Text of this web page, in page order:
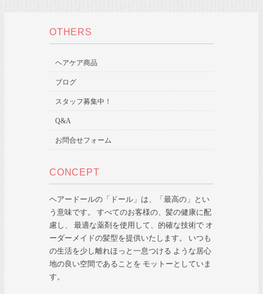
OTHERS
ヘアケア商品
ブログ
スタッフ募集中！
Q&A
お問合せフォーム
CONCEPT
ヘアードールの「ドール」は、「最高の」とい
う意味です。 すべてのお客様の、髪の健康に配
慮し、 最適な薬剤を使用して、的確な技術で オ
ーダーメイドの髪型を提供いたします。 いつも
の生活を少し離れほっと一息つける ような居心
地の良い空間であることを モットーとしていま
す。